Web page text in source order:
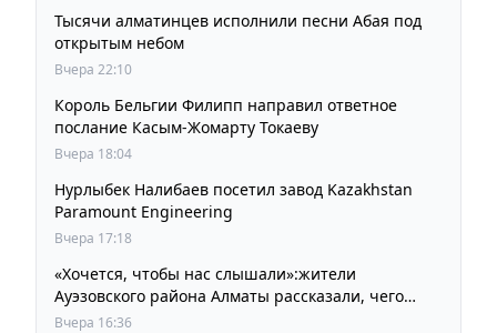
Тысячи алматинцев исполнили песни Абая под
открытым небом
Вчера 22:10
Король Бельгии Филипп направил ответное
послание Касым-Жомарту Токаеву
Вчера 18:04
Нурлыбек Налибаев посетил завод Kazakhstan
Paramount Engineering
Вчера 17:18
«Хочется, чтобы нас слышали»:жители
Ауэзовского района Алматы рассказали, чего
ждут от выборов депутатов Курултая
Вчера 16:36